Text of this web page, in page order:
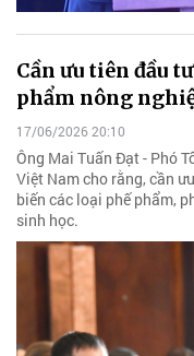
Cần ưu tiên đầu
phẩm nông
17/06/2026 20:10
Ông Mai Tuấn Đạt - Phó
Việt Nam cho rằng, cần
biến các loại phế phẩm,
sinh học.